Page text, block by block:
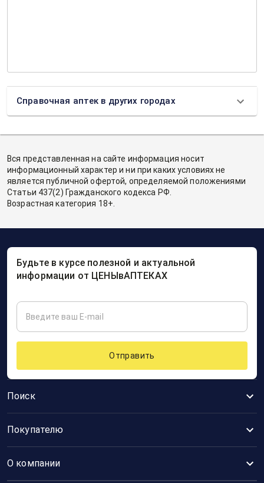
Справочная аптек в других городах
Вся представленная на сайте информация носит
информационный характер и ни при каких условиях не
является публичной офертой, определяемой положениями
Статьи 437(2) Гражданского кодекса РФ.
Возрастная категория 18+.
Поиск
Покупателю
О компании
Будьте в курсе полезной и актуальной
информации от ЦЕНЫвАПТЕКАХ
Отправить